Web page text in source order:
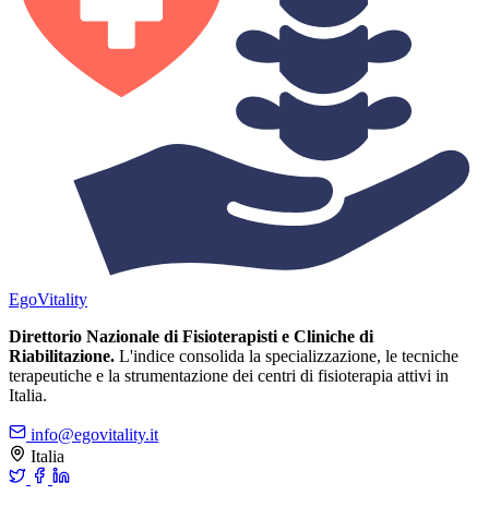
EgoVitality
Direttorio Nazionale di Fisioterapisti e Cliniche di
Riabilitazione. L'indice consolida la specializzazione, le tecniche
terapeutiche e la strumentazione dei centri di fisioterapia attivi in
Italia.
info@egovitality.it
Italia